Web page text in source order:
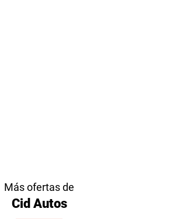
Más ofertas de
Cid Autos